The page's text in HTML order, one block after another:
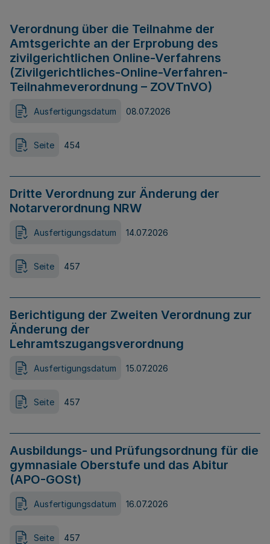
Verordnung über die Teilnahme der
Amtsgerichte an der Erprobung des
zivilgerichtlichen Online-Verfahrens
(Zivilgerichtliches-Online-Verfahren-
Teilnahmeverordnung – ZOVTnVO)
Ausfertigungsdatum 08.07.2026
Seite 454
Dritte Verordnung zur Änderung der
Notarverordnung NRW
Ausfertigungsdatum 14.07.2026
Seite 457
Berichtigung der Zweiten Verordnung zur
Änderung der
Lehramtszugangsverordnung
Ausfertigungsdatum 15.07.2026
Seite 457
Ausbildungs- und Prüfungsordnung für die
gymnasiale Oberstufe und das Abitur
(APO-GOSt)
Ausfertigungsdatum 16.07.2026
Seite 457